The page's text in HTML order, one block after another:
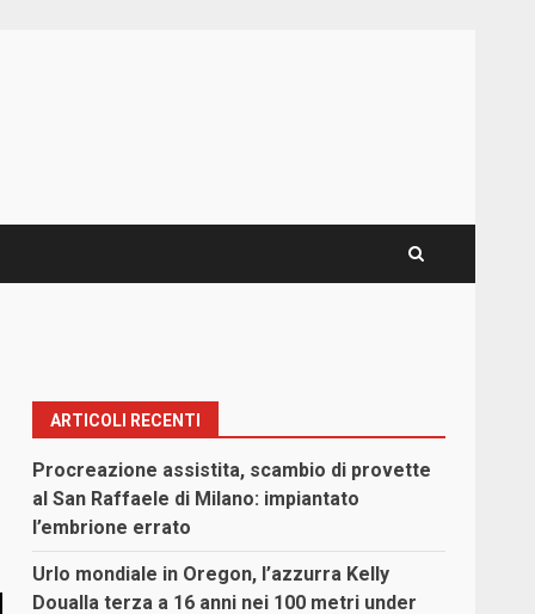
ARTICOLI RECENTI
Procreazione assistita, scambio di provette
al San Raffaele di Milano: impiantato
l’embrione errato
Urlo mondiale in Oregon, l’azzurra Kelly
Doualla terza a 16 anni nei 100 metri under